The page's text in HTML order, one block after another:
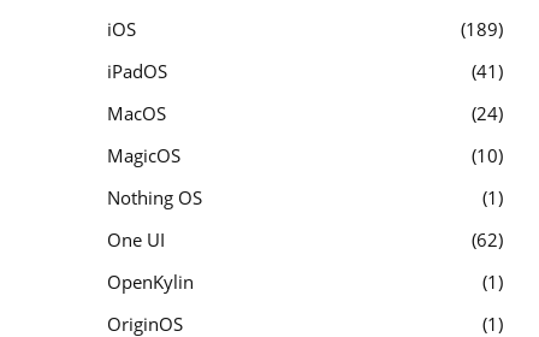
iOS
189
iPadOS
41
MacOS
24
MagicOS
10
Nothing OS
1
One UI
62
OpenKylin
1
OriginOS
1